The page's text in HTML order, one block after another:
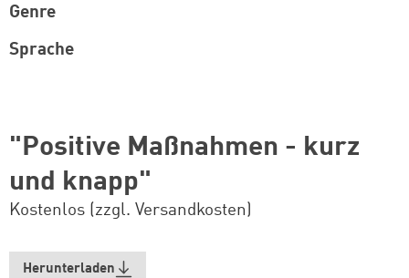
Genre
Sprache
"Positive Maßnahmen - kurz
und knapp"
Kostenlos (zzgl. Versandkosten)
Herunterladen